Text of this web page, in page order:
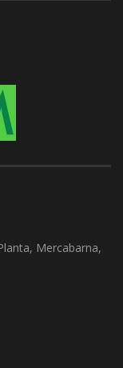
Mercabarna,